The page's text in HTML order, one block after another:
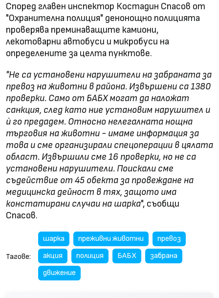
Според главен инспектор Костадин Спасов от
"Охранителна полиция" денонощно полицията
проверява преминаващите камиони,
лекотоварни автобуси и микробуси на
определените за целта пунктове.
"Не са установени нарушители на забраната за
превоз на животни в района. Извършени са 1380
проверки. Само от БАБХ могат да наложат
санкция, след като ние установим нарушител и
ѝ го предадем. Относно нелегалната нощна
търговия на животни - имаме информация за
това и сме организирали спецоперации в цялата
област. Извършили сме 16 проверки, но не са
установени нарушители. Поискали сме
съдействие от 45 обекта за провеждане на
медицинска дейност в тях, защото има
констатирани случаи на шарка", съобщи
Спасов.
Тагове:
шарка преживни животни
превоз
акция
полиция БАБХ
забрана
движение